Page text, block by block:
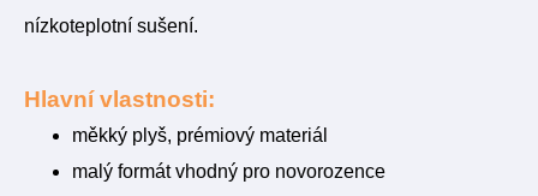
nízkoteplotní sušení.
Hlavní vlastnosti:
měkký plyš, prémiový materiál
malý formát vhodný pro novorozence